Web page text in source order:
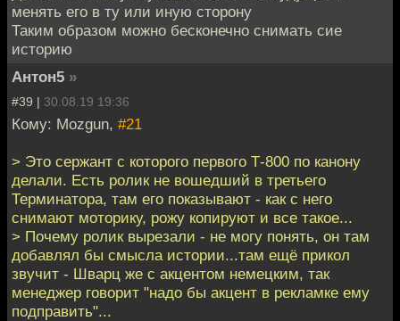
менять его в ту или иную сторону
Таким образом можно бесконечно снимать сие
историю
Антон5 »
#39 | 30.08.19 19:36
Кому: Mozgun, #21
> Это сержант с которого первого Т-800 по канону
делали. Есть ролик не вошедший в третьего
Терминатора, там его показывают - как с него
снимают моторику, рожу копируют и все такое...
> Почему ролик вырезали - не могу понять, он там
добавлял бы смысла истории...там ещё прикол
звучит - Шварц же с акцентом немецким, так
менеджер говорит "надо бы акцент в рекламке ему
подправить"...